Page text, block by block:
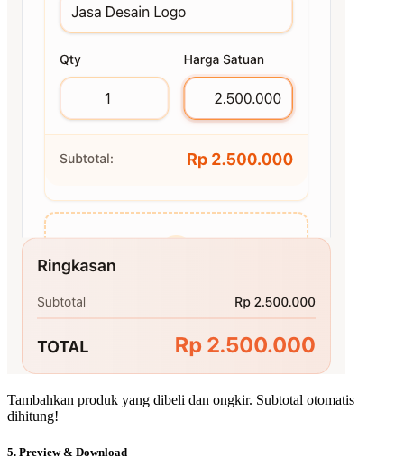
Tambahkan produk yang dibeli dan ongkir. Subtotal otomatis
dihitung!
5. Preview & Download